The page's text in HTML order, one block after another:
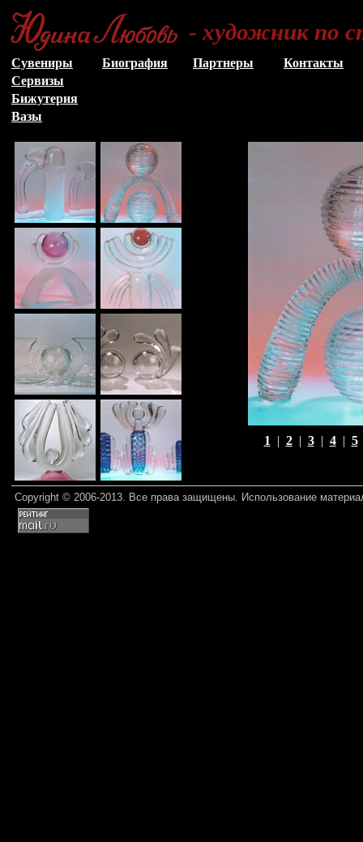
- художник по
Сувениры Биография Партнеры
Контакты
Сервизы
Бижутерия
Вазы
1 | 2| 3| 4| 5
Copyright © 2006-2013. Все права защищены. Использование